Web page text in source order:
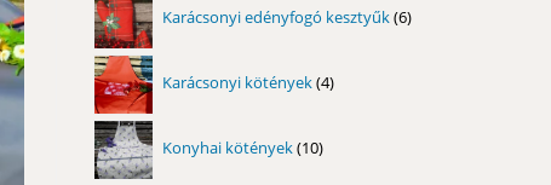
Karácsonyi edényfogó kesztyűk 6
termék
Karácsonyi kötények 4
termék
Konyhai kötények 10
termék